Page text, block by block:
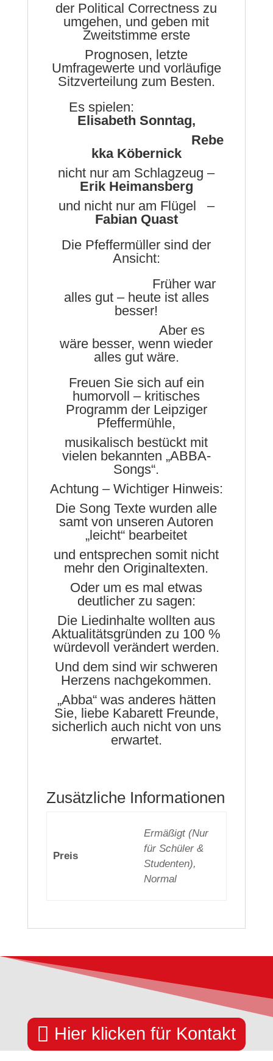
der Political Correctness zu
umgehen, und geben mit
Zweitstimme erste
Prognosen, letzte
Umfragewerte und vorläufige
Sitzverteilung zum Besten.
Es spielen:
Elisabeth Sonntag,
Rebe
kka Köbernick
nicht nur am Schlagzeug –
Erik Heimansberg
und nicht nur am Flügel –
Fabian Quast
Die Pfeffermüller sind der
Ansicht:
Früher war
alles gut – heute ist alles
besser!
Aber es
wäre besser, wenn wieder
alles gut wäre.
Freuen Sie sich auf ein
humorvoll – kritisches
Programm der Leipziger
Pfeffermühle,
musikalisch bestückt mit
vielen bekannten „ABBA-
Songs“.
Achtung – Wichtiger Hinweis:
Die Song Texte wurden alle
samt von unseren Autoren
„leicht“ bearbeitet
und entsprechen somit nicht
mehr den Originaltexten.
Oder um es mal etwas
deutlicher zu sagen:
Die Liedinhalte wollten aus
Aktualitätsgründen zu 100 %
würdevoll verändert werden.
Und dem sind wir schweren
Herzens nachgekommen.
„Abba“ was anderes hätten
Sie, liebe Kabarett Freunde,
sicherlich auch nicht von uns
erwartet.
Zusätzliche Informationen
Preis
Ermäßigt (Nur
für Schüler &
Studenten),
Normal
 Hier klicken für Kontakt